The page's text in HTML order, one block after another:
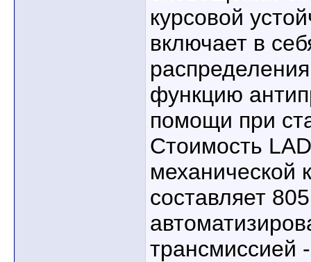
курсовой
включает в
функцию
помощи при
Стоимость
механической
составляет
трансмиссией